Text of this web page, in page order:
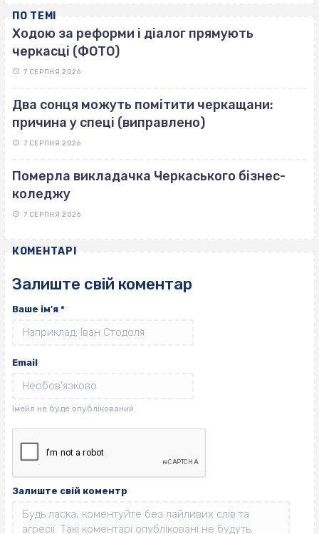
ПО ТЕМІ
Ходою за реформи і діалог прямують
черкасці (ФОТО)
7 СЕРПНЯ 2026
Два сонця можуть помітити черкащани:
причина у спеці (виправлено)
7 СЕРПНЯ 2026
Померла викладачка Черкаського бізнес-
коледжу
7 СЕРПНЯ 2026
КОМЕНТАРІ
Залиште свій коментар
Ваше ім'я *
Email
Залиште свій коментр